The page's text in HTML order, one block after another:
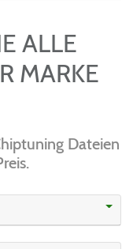
ALLE
MARKE
Dateien